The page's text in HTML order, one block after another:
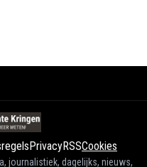
PrivacyRSSCookies
journalistiek, dagelijks, nieuws,